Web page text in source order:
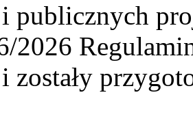
publicznych
2026
zostały